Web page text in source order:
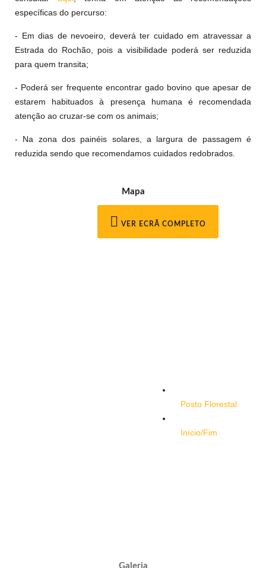
específicas do percurso:
- Em dias de nevoeiro, deverá ter cuidado em atravessar a
Estrada do Rochão, pois a visibilidade poderá ser reduzida
para quem transita;
- Poderá ser frequente encontrar gado bovino que apesar de
estarem habituados à presença humana é recomendada
atenção ao cruzar-se com os animais;
- Na zona dos painéis solares, a largura de passagem é
reduzida sendo que recomendamos cuidados redobrados.
Mapa
VER ECRÃ COMPLETO
Posto Florestal
Início/Fim
Galeria